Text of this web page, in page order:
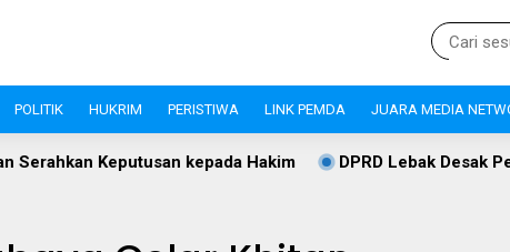
POLITIK HUKRIM PERISTIWA LINK PEMDA JUARA MEDIA
kepada Hakim DPRD Lebak Desak Pemkab Tegas